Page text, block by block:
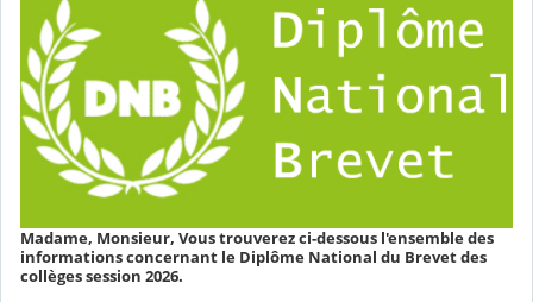
Madame, Monsieur, Vous trouverez ci-dessous l'ensemble des
informations concernant le Diplôme National du Brevet des
collèges session 2026.